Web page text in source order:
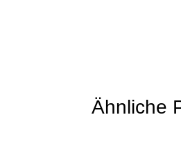
Ähnliche